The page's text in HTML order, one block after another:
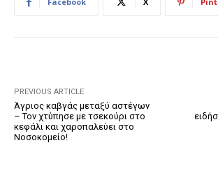
PREVIOUS ARTICLE
Άγριος καβγάς μεταξύ αστέγων
– Τον χτύπησε με τσεκούρι στο
κεφάλι και χαροπαλεύει στο
Νοσοκομείο!